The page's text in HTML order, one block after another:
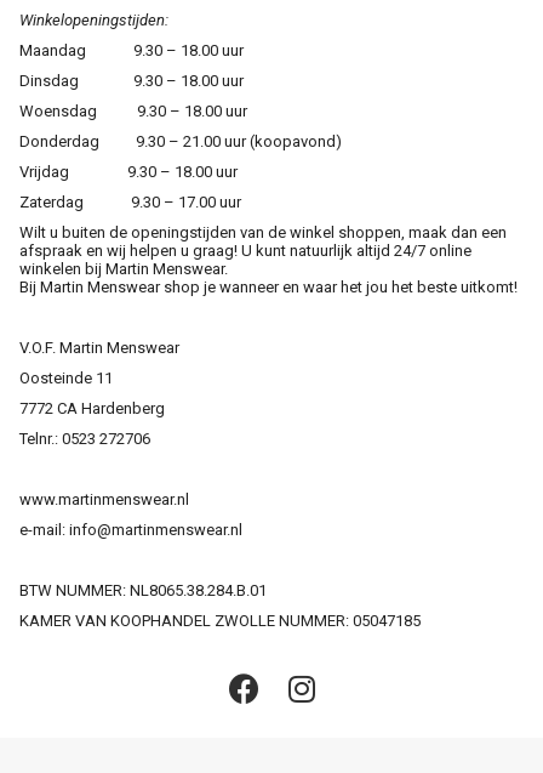
Cadeaus
Cadeaubon
Contact
Winkelopeningstijden:
Maandag 9.30 – 18.00 uur
Dinsdag 9.30 – 18.00 uur
Woensdag 9.30 – 18.00 uur
Donderdag 9.30 – 21.00 uur (koopavond)
Vrijdag 9.30 – 18.00 uur
Zaterdag 9.30 – 17.00 uur
Wilt u buiten de openingstijden van de winkel shoppen, maak dan een
afspraak en wij helpen u graag! U kunt natuurlijk altijd 24/7 online
winkelen bij Martin Menswear.
Bij Martin Menswear shop je wanneer en waar het jou het beste uitkomt!
V.O.F. Martin Menswear
Oosteinde 11
7772 CA Hardenberg
Telnr.: 0523 272706
www.martinmenswear.nl
e-mail: info@martinmenswear.nl
BTW NUMMER: NL8065.38.284.B.01
KAMER VAN KOOPHANDEL ZWOLLE NUMMER: 05047185